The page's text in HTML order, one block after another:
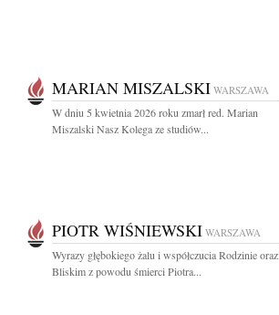
MARIAN MISZALSKI WARSZAWA
W dniu 5 kwietnia 2026 roku zmarł red. Marian
Miszalski Nasz Kolega ze studiów...
PIOTR WIŚNIEWSKI WARSZAWA
Wyrazy głębokiego żalu i współczucia Rodzinie oraz
Bliskim z powodu śmierci Piotra...